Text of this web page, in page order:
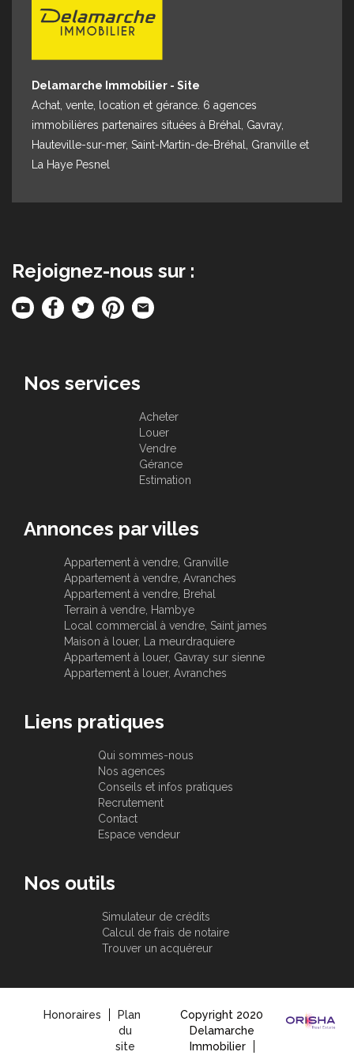
Delamarche Immobilier - Site
Achat, vente, location et gérance. 6 agences
immobilières partenaires situées à Bréhal, Gavray,
Hauteville-sur-mer, Saint-Martin-de-Bréhal, Granville et
La Haye Pesnel
Rejoignez-nous sur :
Nos services
Acheter
Louer
Vendre
Gérance
Estimation
Annonces par villes
Appartement à vendre, Granville
Appartement à vendre, Avranches
Appartement à vendre, Brehal
Terrain à vendre, Hambye
Local commercial à vendre, Saint james
Maison à louer, La meurdraquiere
Appartement à louer, Gavray sur sienne
Appartement à louer, Avranches
Liens pratiques
Qui sommes-nous
Nos agences
Conseils et infos pratiques
Recrutement
Contact
Espace vendeur
Nos outils
Simulateur de crédits
Calcul de frais de notaire
Trouver un acquéreur
Honoraires
Plan
du
site
Copyright 2020
Delamarche
Immobilier